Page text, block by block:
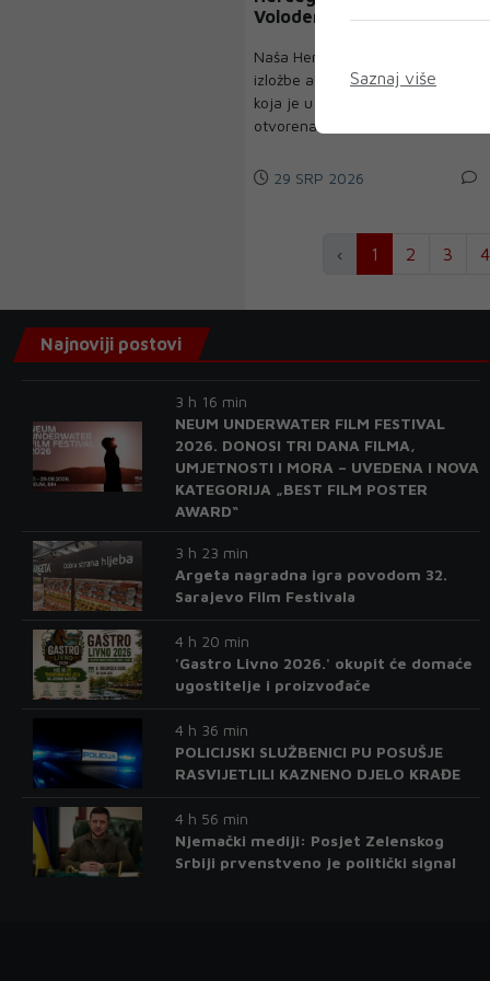
Volodera
Naša Hercegovina naziv je
izložbe autora Amira Volodera
koja je u utorak navečer
otvorena ...
29 SRP 2026
‹ 1 2 3 4
Saznaj više
Najnoviji postovi
3 h 16 min
NEUM UNDERWATER FILM FESTIVAL
2026. DONOSI TRI DANA FILMA,
UMJETNOSTI I MORA – UVEDENA I NOVA
KATEGORIJA „BEST FILM POSTER
AWARD“
3 h 23 min
Argeta nagradna igra povodom 32.
Sarajevo Film Festivala
4 h 20 min
'Gastro Livno 2026.' okupit će domaće
ugostitelje i proizvođače
4 h 36 min
POLICIJSKI SLUŽBENICI PU POSUŠJE
RASVIJETLILI KAZNENO DJELO KRAĐE
4 h 56 min
Njemački mediji: Posjet Zelenskog
Srbiji prvenstveno je politički signal